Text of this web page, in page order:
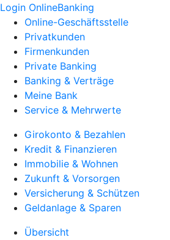
Login OnlineBanking
Online-Geschäftsstelle
Privatkunden
Firmenkunden
Private Banking
Banking & Verträge
Meine Bank
Service & Mehrwerte
Girokonto & Bezahlen
Kredit & Finanzieren
Immobilie & Wohnen
Zukunft & Vorsorgen
Versicherung & Schützen
Geldanlage & Sparen
Übersicht